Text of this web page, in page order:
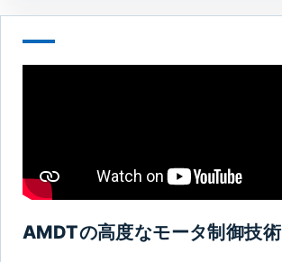
AMDTの高度なモータ制御技術